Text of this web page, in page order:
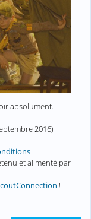
absolument.
2016)
et alimenté par
!